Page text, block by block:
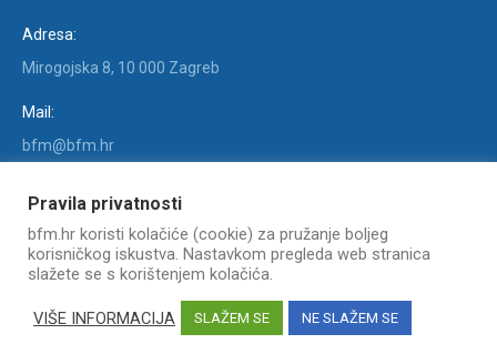
Adresa:
Mirogojska 8, 10 000 Zagreb
Mail:
bfm@bfm.hr
Facebook
page
opens
new
X
page
opens
new
YouTube
page
opens
new
Linkedin
page
opens
new
Instagram
page
opens
new
MIHALJEVIĆ" - Web izrada: Marketing strategije
Pravila privatnosti
bfm.hr koristi kolačiće (cookie) za pružanje boljeg
korisničkog iskustva. Nastavkom pregleda web stranica
slažete se s korištenjem kolačića.
VIŠE INFORMACIJA SLAŽEM SE NE SLAŽEM SE